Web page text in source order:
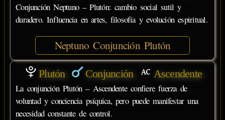
Conjunción Neptuno – Plutón: cambio social sutil y
duradero. Influencia en artes, filosofía y evolución espiritual.
Neptuno Conjunción Plutón
Plutón Conjunción Ascendente
La conjunción Plutón – Ascendente confiere fuerza de
voluntad y conciencia psíquica, pero puede manifestar una
necesidad constante de control.